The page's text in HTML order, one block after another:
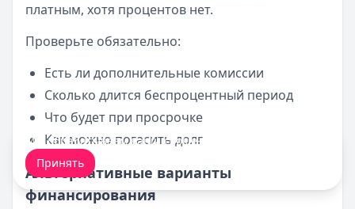
платным, хотя процентов нет.
Проверьте обязательно:
Есть ли дополнительные комиссии
Сколько длится беспроцентный период
Что будет при просрочке
Как можно погасить долг
Альтернативные варианты
финансирования
Мы обрабатываем ваши cookie-файлы
Принять